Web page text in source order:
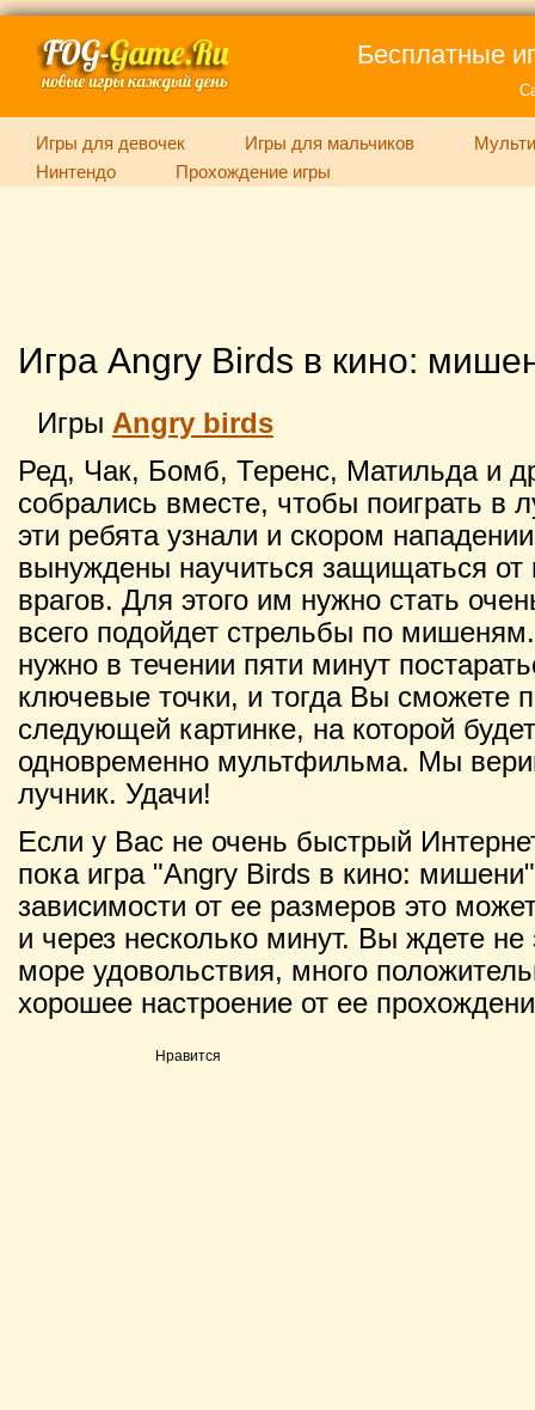
Бесплатные
Игры для девочек Игры для мальчиков
Нинтендо
Прохождение игры
Игра Angry Birds в кино:
Игры Angry birds
Ред, Чак, Бомб, Теренс, Матильда и
собрались вместе, чтобы поиграть в
эти ребята узнали и скором
вынуждены научиться защищаться от
врагов. Для этого им нужно стать
всего подойдет стрельбы по
нужно в течении пяти минут
ключевые точки, и тогда Вы сможете
следующей картинке, на которой
одновременно мультфильма. Мы
лучник. Удачи!
Если у Вас не очень быстрый
пока игра "Angry Birds в кино: мишени"
зависимости от ее размеров это
и через несколько минут. Вы ждете не
море удовольствия, много
хорошее настроение от ее
Нравится